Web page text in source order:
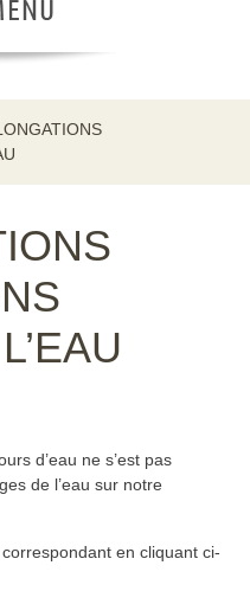
d’eau ne s’est pas
de l’eau sur notre
en cliquant ci-